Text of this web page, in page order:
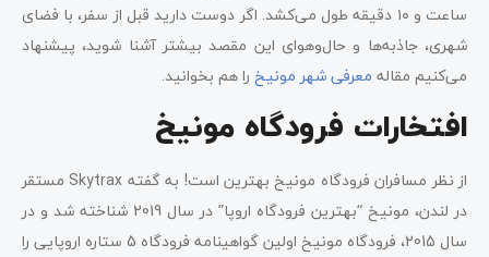
ساعت و ۱۰ دقیقه طول می‌کشد. اگر دوست دارید قبل از سفر، با فضای
شهری، جاذبه‌ها و حال‌وهوای این مقصد بیشتر آشنا شوید، پیشنهاد
می‌کنیم مقاله معرفی شهر مونیخ را هم بخوانید.
افتخارات فرودگاه مونیخ
از نظر مسافران فرودگاه مونیخ بهترین است! به گفته Skytrax مستقر
در لندن، مونیخ “بهترین فرودگاه اروپا” در سال 2019 شناخته شد و در
سال 2015، فرودگاه مونیخ اولین گواهینامه فرودگاه 5 ستاره اروپایی را